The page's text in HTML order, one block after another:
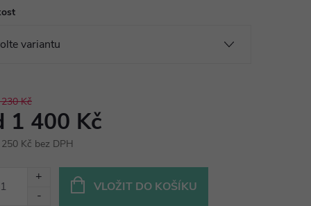
Kč
1 400 Kč
250 Kč bez DPH
VLOŽIT DO KOŠÍKU